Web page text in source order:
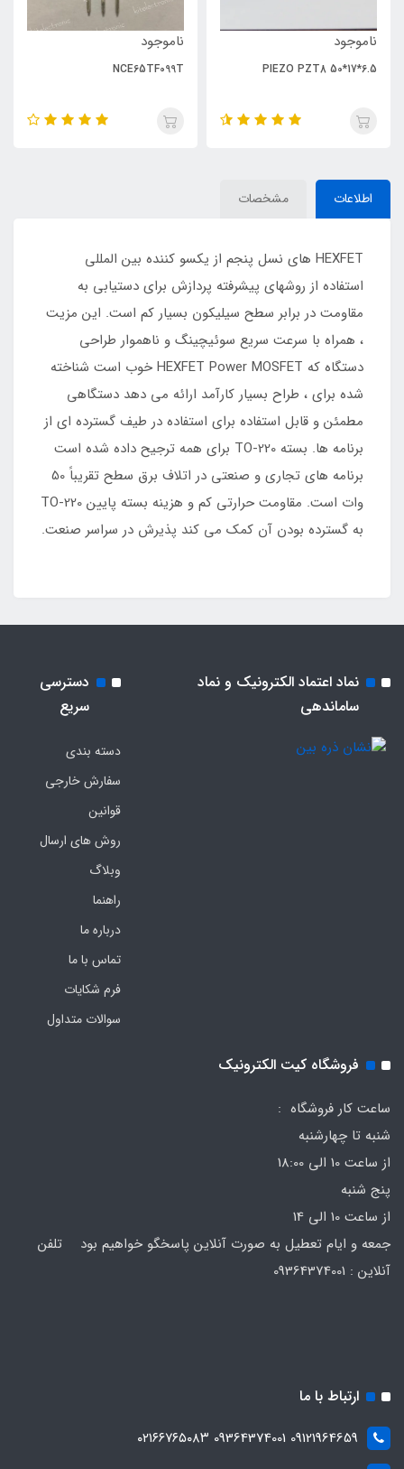
ناموجود
PIEZO PZT8 50*17*6.5
ناموجود
NCE65TF099T
اطلاعات مشخصات
HEXFET های نسل پنجم از یکسو کننده بین المللی
استفاده از روشهای پیشرفته پردازش برای دستیابی به
مقاومت در برابر سطح سیلیکون بسیار کم است. این مزیت
، همراه با سرعت سریع سوئیچینگ و ناهموار طراحی
دستگاه که HEXFET Power MOSFET خوب است شناخته
شده برای ، طراح بسیار کارآمد ارائه می دهد دستگاهی
مطمئن و قابل استفاده برای استفاده در طیف گسترده ای از
برنامه ها. بسته TO-220 برای همه ترجیح داده شده است
برنامه های تجاری و صنعتی در اتلاف برق سطح تقریباً 50
وات است. مقاومت حرارتی کم و هزینه بسته پایین TO-220
به گسترده بودن آن کمک می کند پذیرش در سراسر صنعت.
نماد اعتماد الکترونیک و نماد
ساماندهی
دسترسی
سریع
دسته بندی
سفارش خارجی
قوانین
روش های ارسال
وبلاگ
راهنما
درباره ما
تماس با ما
فرم‌ شکایات
سوالات متداول
فروشگاه کیت الکترونیک
ساعت کار فروشگاه :
شنبه تا چهارشنبه
از ساعت 10 الی 18:00
پنج شنبه
از ساعت 10 الی 14
جمعه و ایام تعطیل به صورت آنلاین پاسخگو خواهیم بود تلفن
ارتباط با ما
09121964659 09364374001 ۰۲۱۶۶۷۶۵۰۸۳